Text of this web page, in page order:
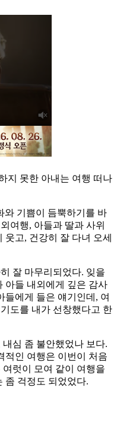
지 못한 아내는 여행 떠나
와 기쁨이 듬뿍하기를 바
여행, 아들과 딸과 사위
고, 건강히 잘 다녀 오세
잘 마무리되었다. 잊을
아들 내외에게 깊은 감사
들에게 들은 얘기인데, 여
도를 내가 선창했다고 한
심 좀 불안했었나 보다.
적인 여행은 이번이 처음
럿이 모여 같이 여행을
좀 걱정도 되었었다.